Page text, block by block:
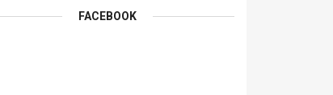
FACEBOOK